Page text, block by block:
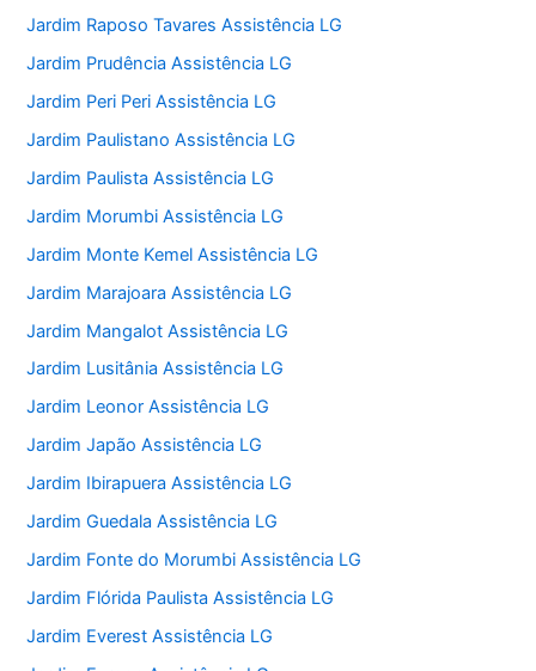
Jardim Raposo Tavares Assistência LG
Jardim Prudência Assistência LG
Jardim Peri Peri Assistência LG
Jardim Paulistano Assistência LG
Jardim Paulista Assistência LG
Jardim Morumbi Assistência LG
Jardim Monte Kemel Assistência LG
Jardim Marajoara Assistência LG
Jardim Mangalot Assistência LG
Jardim Lusitânia Assistência LG
Jardim Leonor Assistência LG
Jardim Japão Assistência LG
Jardim Ibirapuera Assistência LG
Jardim Guedala Assistência LG
Jardim Fonte do Morumbi Assistência LG
Jardim Flórida Paulista Assistência LG
Jardim Everest Assistência LG